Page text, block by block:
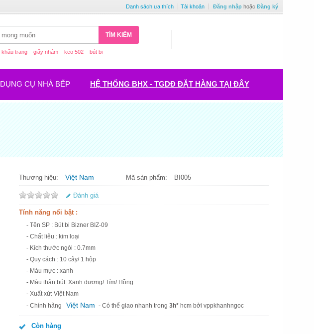
Danh sách ưa thích Tài khoản Đăng nhập hoặc Đăng ký
TÌM KIẾM
khẩu trang giấy nhám keo 502 bút bi
DỤNG CỤ NHÀ BẾP HỆ THỐNG BHX - TGDĐ ĐẶT HÀNG TẠI ĐÂY
Thương hiệu: Việt Nam Mã sản phẩm: BI005
Đánh giá
Tính năng nổi bật :
- Tên SP : Bút bi Bizner BIZ-09
- Chất liệu : kim loại
- Kích thước ngòi : 0.7mm
- Quy cách : 10 cây/ 1 hộp
- Màu mực : xanh
- Màu thân bút: Xanh dương/ Tím/ Hồng
- Xuất xứ: Việt Nam
- Chính hãng
Việt Nam - Có thể giao nhanh trong 3h* hcm bởi vppkhanhngoc
Còn hàng